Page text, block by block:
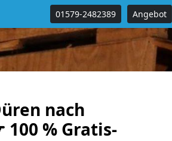
01579-2482389 Angebot
nach
% Gratis-